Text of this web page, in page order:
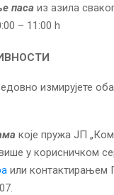
паса из азила
– 11:00 h
измирујете
које пружа ЈП
у корисничком
или контактирањем